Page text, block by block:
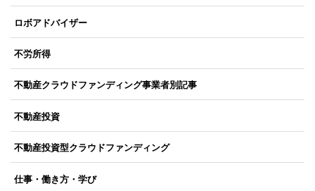
ロボアドバイザー
不労所得
不動産クラウドファンディング事業者別記事
不動産投資
不動産投資型クラウドファンディング
仕事・働き方・学び